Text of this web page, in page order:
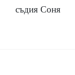
съдия Соня